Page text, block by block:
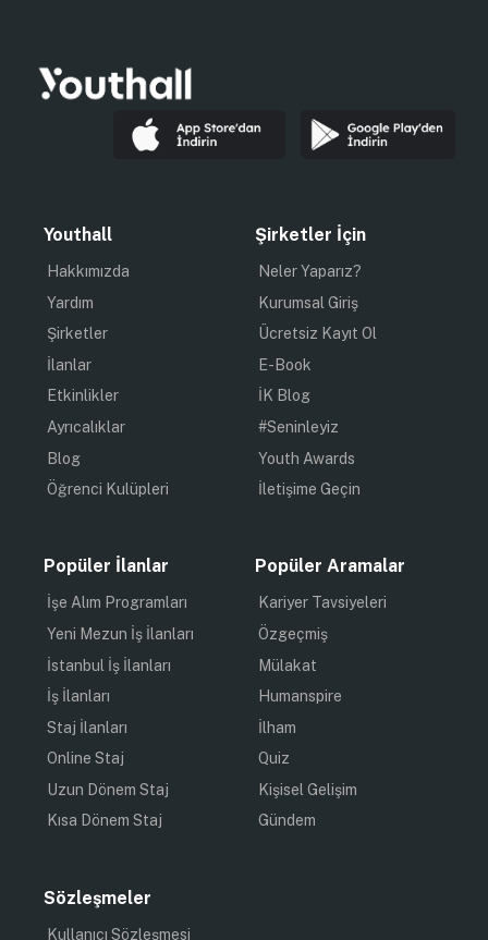
Youthall
Hakkımızda
Yardım
Şirketler
İlanlar
Etkinlikler
Ayrıcalıklar
Blog
Öğrenci Kulüpleri
Şirketler İçin
Neler Yaparız?
Kurumsal Giriş
Ücretsiz Kayıt Ol
E-Book
İK Blog
#Seninleyiz
Youth Awards
İletişime Geçin
Popüler İlanlar
İşe Alım Programları
Yeni Mezun İş İlanları
İstanbul İş İlanları
İş İlanları
Staj İlanları
Online Staj
Uzun Dönem Staj
Kısa Dönem Staj
Popüler Aramalar
Kariyer Tavsiyeleri
Özgeçmiş
Mülakat
Humanspire
İlham
Quiz
Kişisel Gelişim
Gündem
Sözleşmeler
Kullanıcı Sözleşmesi